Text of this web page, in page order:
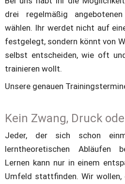
drei regelmäßig
wählen. Ihr werdet nicht auf
festgelegt, sondern könnt von
selbst entscheiden, wie oft
trainieren wollt.
Unsere genauen
Kein Zwang, Druck
Jeder, der sich schon
lerntheoretischen Abläufen
Lernen kann nur in einem
Umfeld stattfinden. Wir wollen,